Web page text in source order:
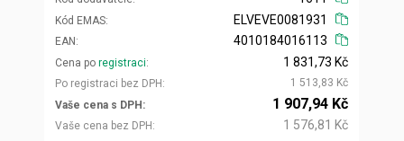
Kód EMAS
EAN
ELVEVE0081931
4010184016113
Cena po registraci
Po registraci bez DPH
1 831,73 Kč
1 513,83 Kč
Vaše cena s DPH
Vaše cena bez DPH
1 907,94 Kč
1 576,81 Kč